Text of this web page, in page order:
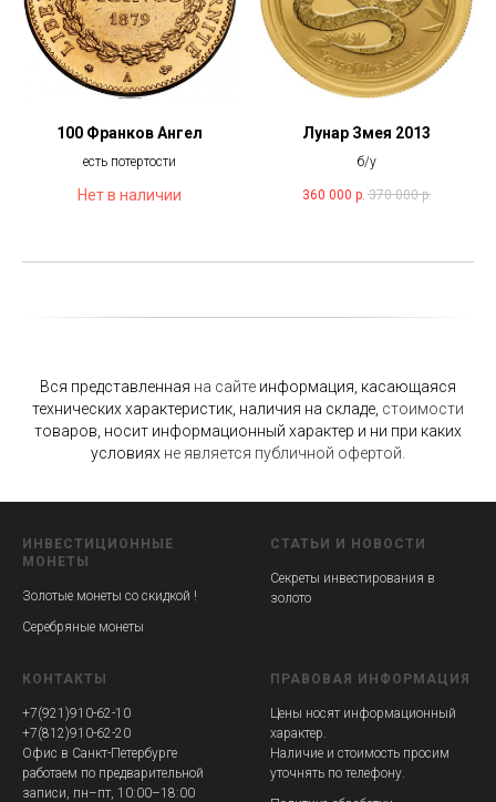
100 Франков Ангел
есть потертости
Нет в наличии
Лунар Змея 2013
б/у
360 000 р. 370 000 р.
Вся представленная на сайте информация, касающаяся
технических характеристик, наличия на складе, стоимости
товаров, носит информационный характер и ни при каких
условиях не является публичной офертой.
ИНВЕСТИЦИОННЫЕ
МОНЕТЫ
Золотые монеты со скидкой !
Серебряные монеты
СТАТЬИ И НОВОСТИ
Секреты инвестирования в
золото
КОНТАКТЫ
+7(921)910-62-10
+7(812)910-62-20
Офис в Санкт-Петербурге
работаем по предварительной
записи, пн–пт, 10:00–18:00
ПРАВОВАЯ ИНФОРМАЦИЯ
Цены носят информационный
характер.
Наличие и стоимость просим
уточнять по телефону.